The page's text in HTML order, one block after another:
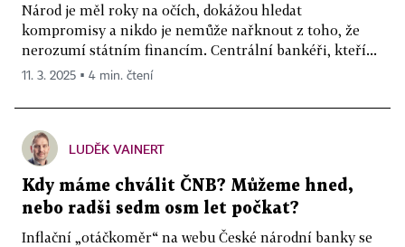
Národ je měl roky na očích, dokážou hledat
kompromisy a nikdo je nemůže nařknout z toho, že
nerozumí státním financím. Centrální bankéři, kteří...
11. 3. 2025 ▪ 4 min. čtení
LUDĚK VAINERT
Kdy máme chválit ČNB? Můžeme hned,
nebo radši sedm osm let počkat?
Inflační „otáčkoměr“ na webu České národní banky se